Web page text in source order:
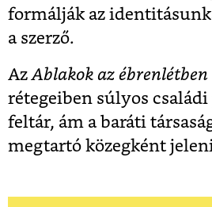
formálják az
a szerző.
Az Ablakok az ébrenlétben
rétegeiben súlyos
feltár, ám a baráti
megtartó közegként